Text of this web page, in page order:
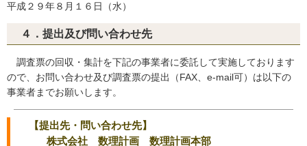
平成２９年８月１６日（水）
４．提出及び問い合わせ先
調査票の回収・集計を下記の事業者に委託して実施しております
ので、お問い合わせ及び調査票の提出（FAX、e-mail可）は以下の
事業者までお願いします。
【提出先・問い合わせ先】
株式会社 数理計画 数理計画本部